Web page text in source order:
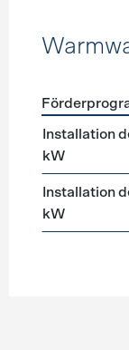
Installation
kW
Installation
kW